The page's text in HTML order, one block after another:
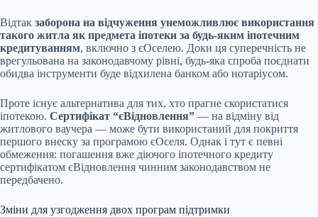
Відтак заборона на відчуження унеможливлює використання
такого житла як предмета іпотеки за будь-яким іпотечним
кредитуванням, включно з єОселею. Доки ця суперечність не
врегульована на законодавчому рівні, будь-яка спроба поєднати
обидва інструменти буде відхилена банком або нотаріусом.
Проте існує альтернатива для тих, хто прагне скористатися
іпотекою. Сертифікат “єВідновлення” — на відміну від
житлового ваучера — може бути використаний для покриття
першого внеску за програмою єОселя. Однак і тут є певні
обмеження: погашення вже діючого іпотечного кредиту
сертифікатом єВідновлення чинним законодавством не
передбачено.
Зміни для узгодження двох програм підтримки